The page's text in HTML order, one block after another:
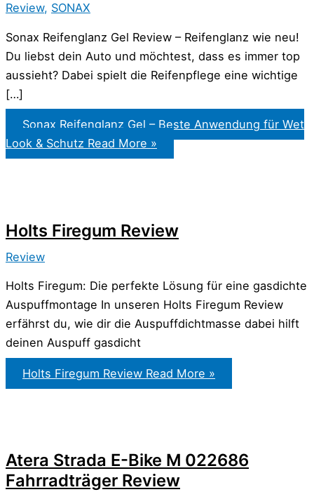
Review, SONAX
Sonax Reifenglanz Gel Review – Reifenglanz wie neu!
Du liebst dein Auto und möchtest, dass es immer top
aussieht? Dabei spielt die Reifenpflege eine wichtige
[…]
Sonax Reifenglanz Gel – Beste Anwendung für Wet
Look & Schutz Read More »
Holts Firegum Review
Review
Holts Firegum: Die perfekte Lösung für eine gasdichte
Auspuffmontage In unseren Holts Firegum Review
erfährst du, wie dir die Auspuffdichtmasse dabei hilft
deinen Auspuff gasdicht
Holts Firegum Review Read More »
Atera Strada E-Bike M 022686
Fahrradträger Review